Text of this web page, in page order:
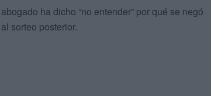
ha dicho “no entender” por qué se negó
sorteo posterior.